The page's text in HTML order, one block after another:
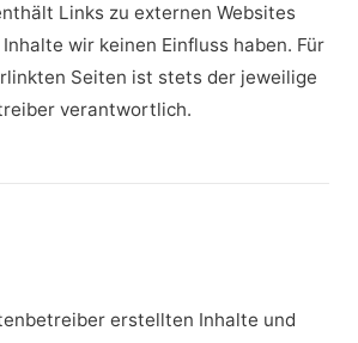
Links zu externen Websites
wir keinen Einfluss haben. Für
Seiten ist stets der jeweilige
verantwortlich.
erstellten Inhalte und